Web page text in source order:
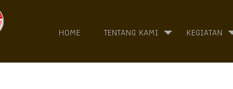
HOME TENTANG KAMI KEGIATAN